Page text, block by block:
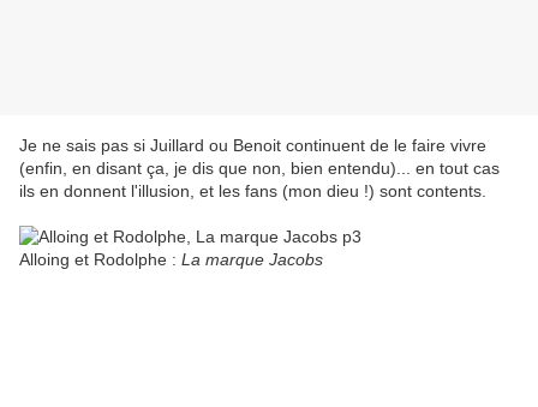
Je ne sais pas si Juillard ou Benoit continuent de le faire vivre
(enfin, en disant ça, je dis que non, bien entendu)... en tout cas
ils en donnent l'illusion, et les fans (mon dieu !) sont contents.
Alloing et Rodolphe : La marque Jacobs